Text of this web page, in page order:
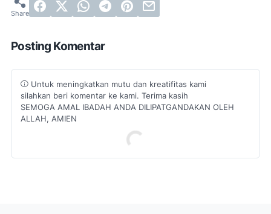
Posting Komentar
Untuk meningkatkan mutu dan kreatifitas kami
silahkan beri komentar ke kami. Terima kasih
SEMOGA AMAL IBADAH ANDA DILIPATGANDAKAN OLEH
ALLAH, AMIEN